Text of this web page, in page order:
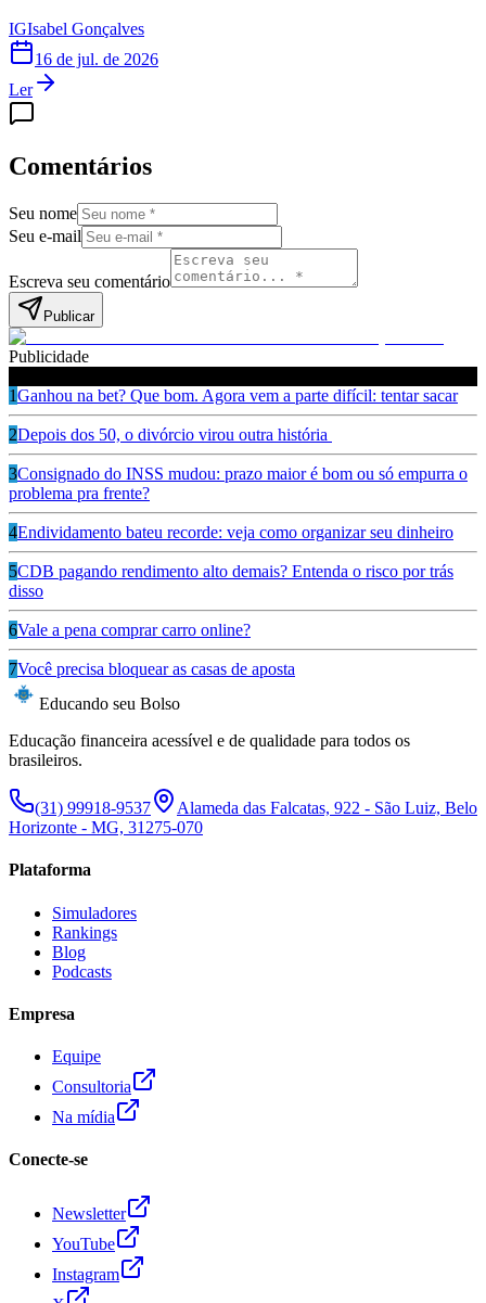
IGIsabel Gonçalves
16 de jul. de 2026
Ler
Comentários
Seu nome
Seu e-mail
Escreva seu comentário
Publicar
Publicidade
1Ganhou na bet? Que bom. Agora vem a parte difícil: tentar sacar
2Depois dos 50, o divórcio virou outra história
3Consignado do INSS mudou: prazo maior é bom ou só empurra o
problema pra frente?
4Endividamento bateu recorde: veja como organizar seu dinheiro
5CDB pagando rendimento alto demais? Entenda o risco por trás
disso
6Vale a pena comprar carro online?
7Você precisa bloquear as casas de aposta
Educando seu Bolso
Educação financeira acessível e de qualidade para todos os
brasileiros.
(31) 99918-9537
Alameda das Falcatas, 922 - São Luiz, Belo
Horizonte - MG, 31275-070
Plataforma
Simuladores
Rankings
Blog
Podcasts
Empresa
Equipe
Consultoria
Na mídia
Conecte-se
Newsletter
YouTube
Instagram